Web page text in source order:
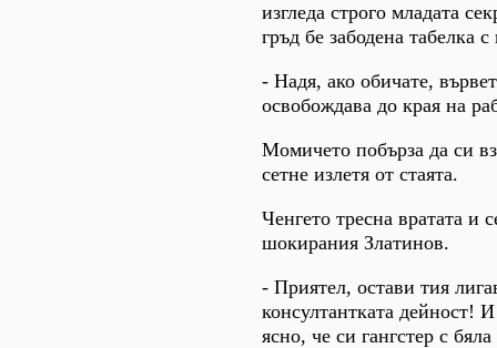
изгледа строго младата
гръд бе забодена табелка
- Надя, ако обичате,
освобождава до края на
Момичето побърза да си
сетне излетя от стаята.
Ченгето тресна вратата и
шокирания Златинов.
- Приятел, остави тия
консултантката дейност!
ясно, че си гангстер с